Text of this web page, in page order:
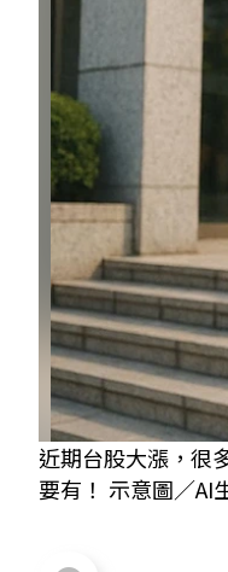
近期台股大漲，很
要有！ 示意圖／AI